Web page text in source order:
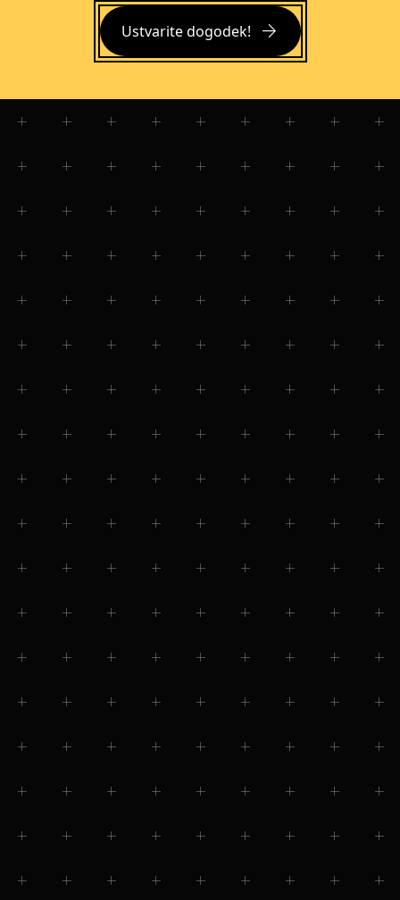
Ustvarite dogodek! arrow_forward